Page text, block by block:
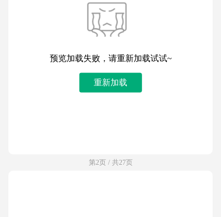
预览加载失败，请重新加载试试~
重新加载
第2页 / 共27页